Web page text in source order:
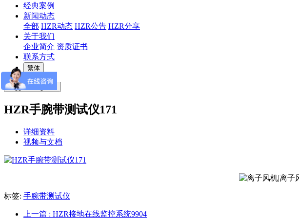
经典案例
新闻动态
全部 HZR动态 HZR公告 HZR分享
关于我们
企业简介 资质证书
联系方式
繁体
Toggle navigation
HZR手腕带测试仪171
详细资料
视频与文档
标签: 手腕带测试仪
上一篇 : HZR接地在线监控系统9904